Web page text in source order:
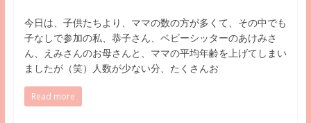
今日は、子供たちより、ママの数の方が多くて、その中でも
子なしで参加の私、恭子さん、ベビーシッターのあけみさ
ん、えみさんのお母さんと、ママの平均年齢を上げてしまい
ましたが（笑）人数が少ない分、たくさんお
Read more